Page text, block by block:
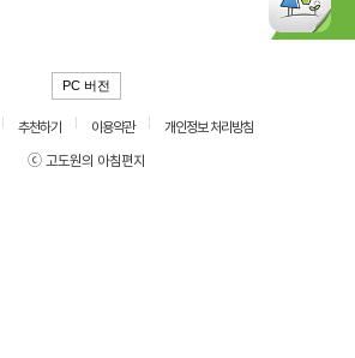
PC 버전
추천하기 이용약관
개인정보 처리방침
ⓒ 고도원의 아침편지